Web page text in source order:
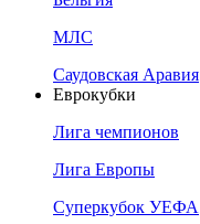
МЛС
Саудовская Аравия
Еврокубки
Лига чемпионов
Лига Европы
Суперкубок УЕФА